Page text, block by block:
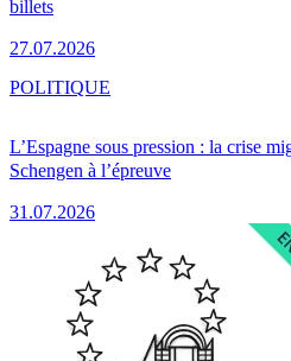
billets
27.07.2026
L’Espagne sous pression : la crise
Schengen à l’épreuve
31.07.2026
POLITIQUE